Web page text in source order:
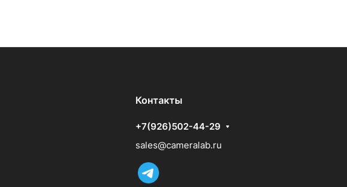
Контакты
+7(926)502-44-29
sales@cameralab.ru